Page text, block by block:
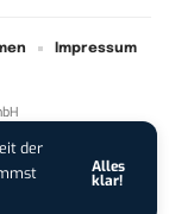
der
Alles
klar!
Impressum